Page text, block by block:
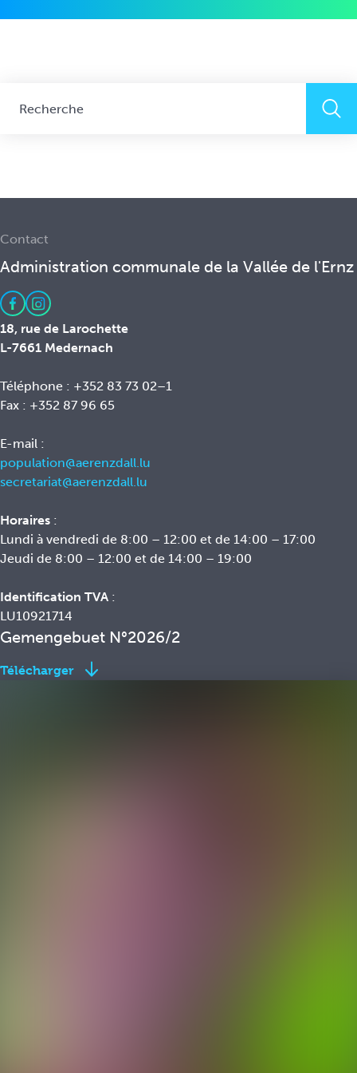
a
Contact
Administration communale de la Vallée de l'Ernz
18, rue de Larochette
L-7661 Medernach
Téléphone : +352 83 73 02–1
Fax : +352 87 96 65
E-mail :
population@aerenzdall.lu
secretariat@aerenzdall.lu
Horaires :
Lundi à vendredi de 8:00 – 12:00 et de 14:00 – 17:00
Jeudi de 8:00 – 12:00 et de 14:00 – 19:00
Identification TVA :
LU10921714
Gemengebuet N°2026/2
Télécharger